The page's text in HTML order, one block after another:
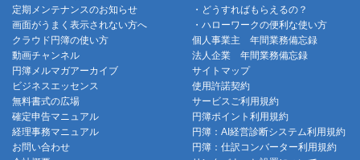
定期メンテナンスのお知らせ
画面がうまく表示されない方へ
クラウド円簿の使い方
動画チャンネル
円簿メルマガアーカイブ
・どうすればもらえるの？
・ハローワークの便利な使い方
個人事業主 年間業務備忘録
法人企業 年間業務備忘録
サイトマップ
ビジネスエッセンス
無料書式の広場
確定申告マニュアル
経理事務マニュアル
お問い合わせ
使用許諾契約
サービスご利用規約
円簿ポイント利用規約
円簿：AI経営診断システム利用規約
円簿：仕訳コンバーター利用規約